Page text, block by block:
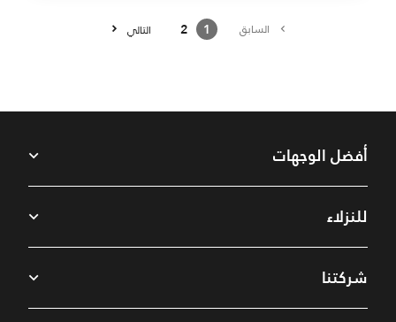
السابق 1
2 التالي
أفضل الوجهات
للنزلاء
شركتنا